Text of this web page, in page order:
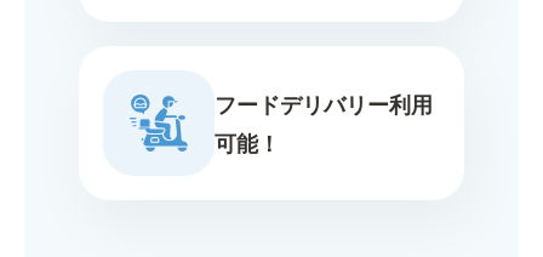
フードデリバリー利用
可能！